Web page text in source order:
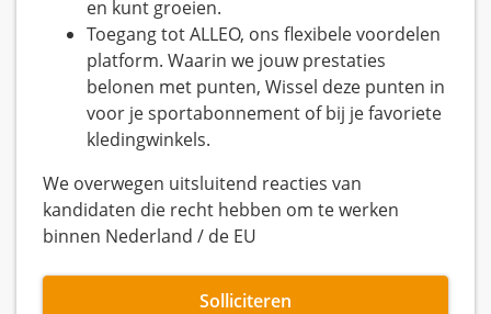
en kunt groeien.
Toegang tot ALLEO, ons flexibele voordelen
platform. Waarin we jouw prestaties
belonen met punten, Wissel deze punten in
voor je sportabonnement of bij je favoriete
kledingwinkels.
We overwegen uitsluitend reacties van
kandidaten die recht hebben om te werken
binnen Nederland / de EU
Solliciteren